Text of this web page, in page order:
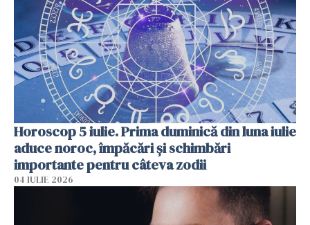
Horoscop 5 iulie. Prima duminică din luna iulie
aduce noroc, împăcări și schimbări
importante pentru câteva zodii
04 IULIE 2026